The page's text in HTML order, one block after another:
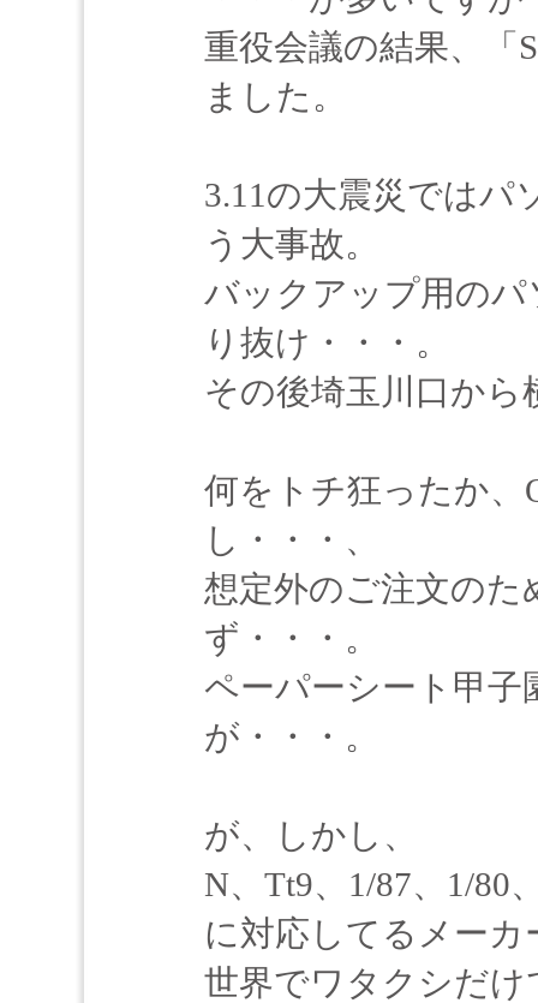
重役会議の結果、「
ました。
3.11の大震災ではパ
う大事故。
バックアップ用の
り抜け・・・。
その後埼玉川口から
何をトチ狂ったか、
し・・・、
想定外のご注文のた
ず・・・。
ペーパーシート甲
が・・・。
が、しかし、
N、Tt9、1/87、1/80
に対応してるメー
世界でワタクシだ